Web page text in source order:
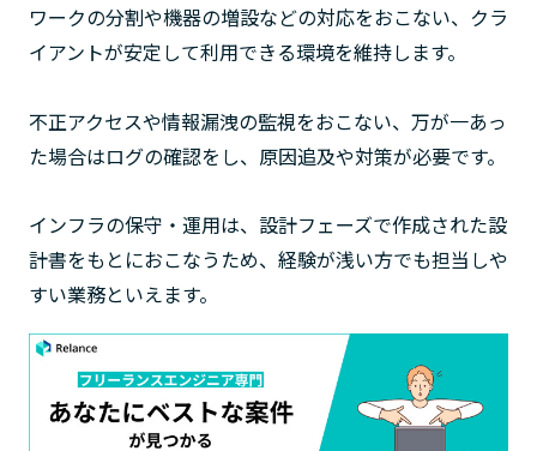
ワークの分割や機器の増設などの対応をおこない、クラ
イアントが安定して利用できる環境を維持します。
不正アクセスや情報漏洩の監視をおこない、万が一あっ
た場合はログの確認をし、原因追及や対策が必要です。
インフラの保守・運用は、設計フェーズで作成された設
計書をもとにおこなうため、経験が浅い方でも担当しや
すい業務といえます。